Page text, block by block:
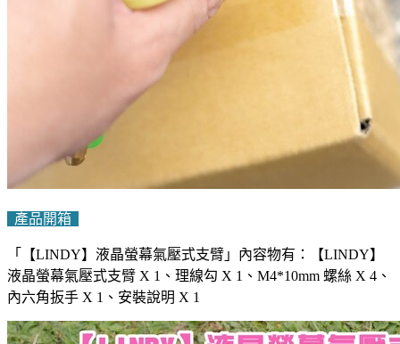
產品開箱
「【LINDY】液晶螢幕氣壓式支臂」內容物有：【LINDY】
液晶螢幕氣壓式支臂 X 1、理線勾 X 1、M4*10mm 螺絲 X 4、
內六角扳手 X 1、安裝說明 X 1